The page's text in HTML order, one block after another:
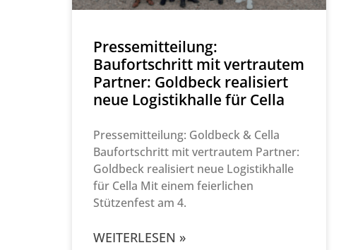
Pressemitteilung:
Baufortschritt mit vertrautem
Partner: Goldbeck realisiert
neue Logistikhalle für Cella
Pressemitteilung: Goldbeck & Cella
Baufortschritt mit vertrautem Partner:
Goldbeck realisiert neue Logistikhalle
für Cella Mit einem feierlichen
Stützenfest am 4.
WEITERLESEN »